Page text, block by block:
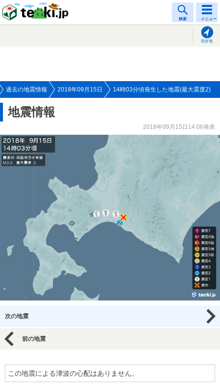
検索 メニュー
現在地
過去の地震情報 2018年09月15日 14時03分頃発生した地震(最大震度2)
地震情報
2018年09月15日14:06発表
次の地震
前の地震
この地震による津波の心配はありません。